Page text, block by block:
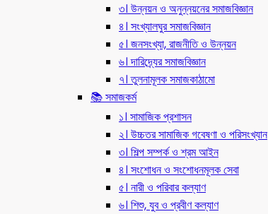
৩। উন্নয়ন ও অনুন্নয়নের সমাজবিজ্ঞান
৪। সংখ্যালঘুর সমাজবিজ্ঞান
৫। জনসংখ্যা, রাজনীতি ও উন্নয়ন
৬। দারিদ্র্যের সমাজবিজ্ঞান
৭। তুলনামূলক সমাজকাঠামো
📚 সমাজকর্ম
১। সামাজিক প্রশাসন
২। উচ্চতর সামাজিক গবেষণা ও পরিসংখ্যান
৩। শিল্প সম্পর্ক ও শ্রম আইন
৪। সংশোধন ও সংশোধনমূলক সেবা
৫। নারী ও পরিবার কল্যাণ
৬। শিশু, যুব ও প্রবীণ কল্যাণ